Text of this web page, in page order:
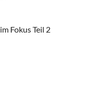
Fokus Teil 2